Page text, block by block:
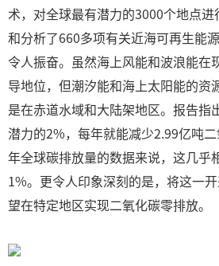
术，对全球最有潜力的3000个地点
和分析了660多项有关近海可再生能
令人振奋。虽然海上风能和波浪能在
导地位，但潮汐能和海上太阳能的资
是在赤道水域和大陆架地区。报告指
潜力的2%，每年就能减少2.99亿吨
年全球碳排放量的数据来说，这几乎
1%。更令人印象深刻的是，将这一
望在特定地区实现二氧化碳零排放。